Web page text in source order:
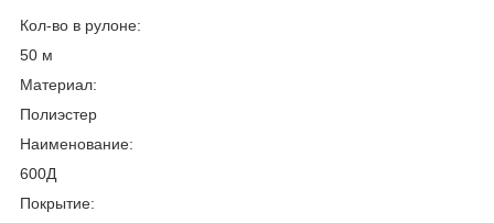
Кол-во в рулоне:
50 м
Материал:
Полиэстер
Наименование:
600Д
Покрытие: